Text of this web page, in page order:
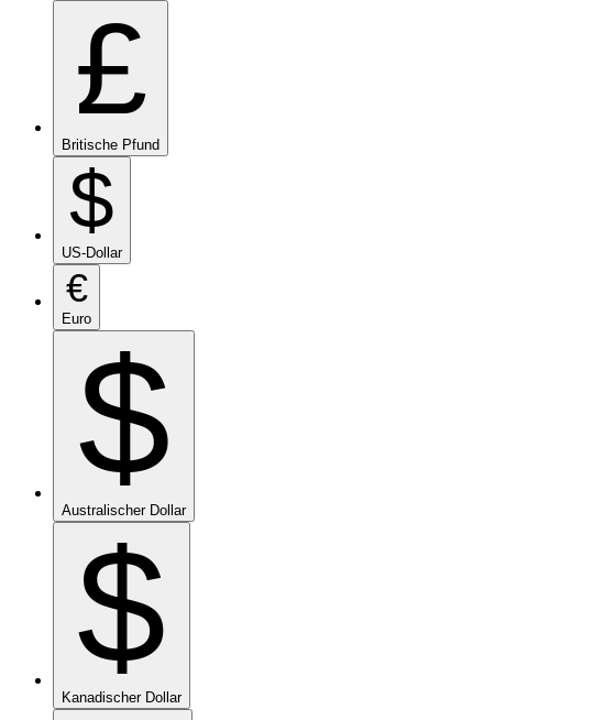
£
Britische Pfund
$
US-Dollar
€
Euro
$
Australischer Dollar
$
Kanadischer Dollar